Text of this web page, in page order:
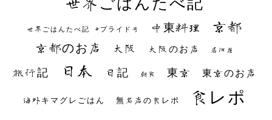
世界ごはんたべ記 #プライド号 中東料理 京都
京都のお店 大阪 大阪のお店 居酒屋
旅行記 日本 日記 朝食 東京 東京のお店
海外キマグレごはん 無名店の食レポ 食レポ